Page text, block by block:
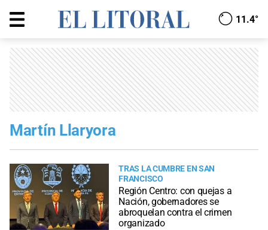
11.4°
Martín Llaryora
TRAS LA CUMBRE EN SAN
FRANCISCO
Región Centro: con quejas a
Nación, gobernadores se
abroquelan contra el crimen
organizado